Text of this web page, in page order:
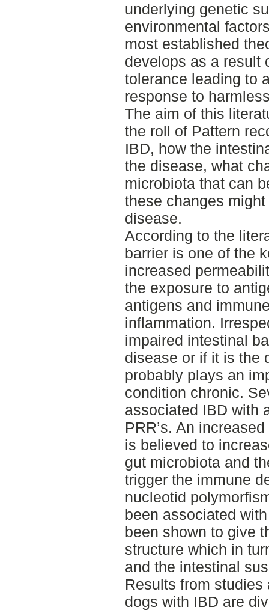
underlying genetic
environmental
most established
develops as a result
tolerance leading to
response to
The aim of this
the roll of Pattern
IBD, how the
the disease, what
microbiota that can
these changes
disease.
According to the
barrier is one of the
increased
the exposure to
antigens and
inflammation.
impaired intestinal
disease or if it is the
probably plays an
condition chronic.
associated IBD with
PRR’s. An
is believed to
gut microbiota and
trigger the immune
nucleotid
been associated
been shown to give
structure which in
and the intestinal
Results from
dogs with IBD are